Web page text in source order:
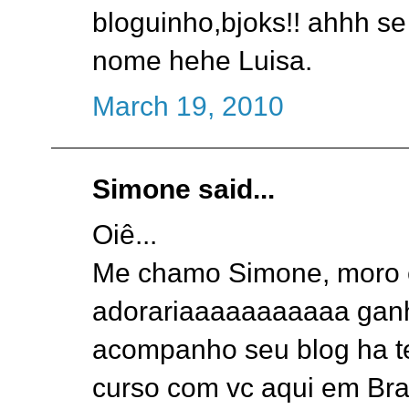
bloguinho,bjoks!! ahhh
nome hehe Luisa.
March 19, 2010
Simone said...
Oiê...
Me chamo Simone,
adorariaaaaaaaaaaa
acompanho seu blog ha
curso com vc aqui em